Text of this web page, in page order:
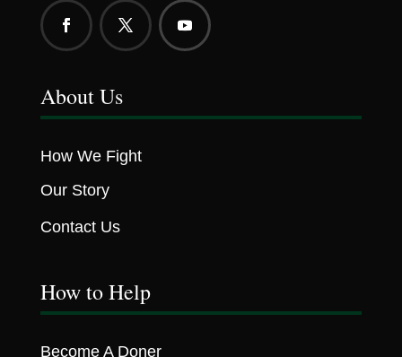
About Us
How We Fight
Our Story
Contact Us
How to Help
Become A Doner